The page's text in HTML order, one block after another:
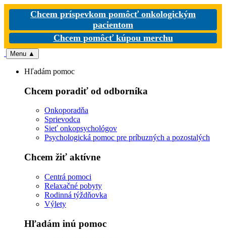
Chcem príspevkom pomôcť onkologickým
pacientom
Chcem pomôcť kúpou merchu
Menu ▲
Hľadám pomoc
Chcem poradiť od odborníka
Onkoporadňa
Sprievodca
Sieť onkopsychológov
Psychologická pomoc pre príbuzných a pozostalých
Chcem žiť aktívne
Centrá pomoci
Relaxačné pobyty
Rodinná týždňovka
Výlety
Hľadám inú pomoc